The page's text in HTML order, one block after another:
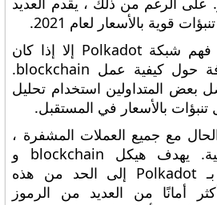
قوية بالأسعار لعام 2021.
- يصعب فهم شبكة Polkadot إلا إذا كان
لديك بعض المعرفة حول كيفية عمل blockchain.
بعض المتداولين استخدام تحليل
تنبؤات بالأسعار في المستقبل.
مع جميع العملات المشفرة ،
هناك مخاطر أمنية. يهدف هيكل blockchain و
Staking الخاص بـ Polkadot إلى الحد من هذه
أمانًا من العديد من الرموز